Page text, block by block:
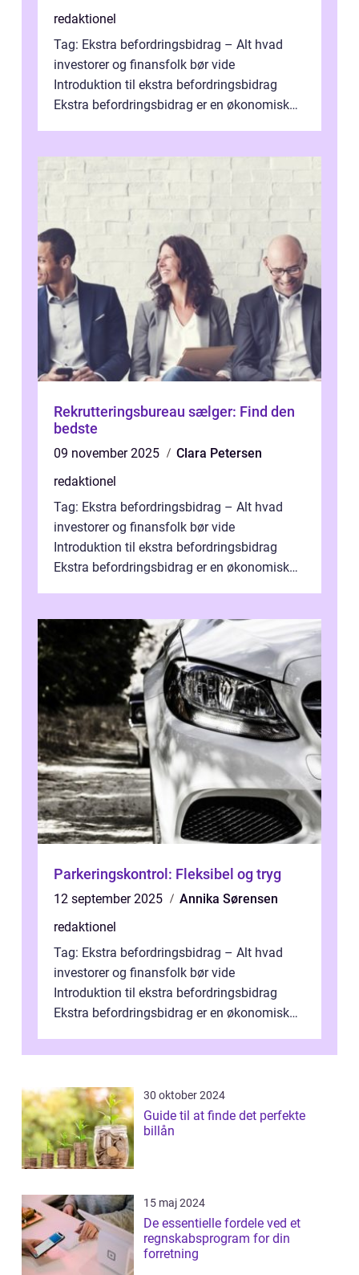
redaktionel
Tag: Ekstra befordringsbidrag – Alt hvad
investorer og finansfolk bør vide
Introduktion til ekstra befordringsbidrag
Ekstra befordringsbidrag er en økonomisk
Rekrutteringsbureau sælger: Find den
bedste
09 november 2025
Clara Petersen
redaktionel
Tag: Ekstra befordringsbidrag – Alt hvad
investorer og finansfolk bør vide
Introduktion til ekstra befordringsbidrag
Ekstra befordringsbidrag er en økonomisk
Parkeringskontrol: Fleksibel og tryg
12 september 2025
Annika Sørensen
redaktionel
Tag: Ekstra befordringsbidrag – Alt hvad
investorer og finansfolk bør vide
Introduktion til ekstra befordringsbidrag
Ekstra befordringsbidrag er en økonomisk
30 oktober 2024
Guide til at finde det perfekte
billån
15 maj 2024
De essentielle fordele ved et
regnskabsprogram for din
forretning